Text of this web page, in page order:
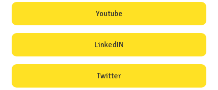
Youtube
LinkedIN
Twitter